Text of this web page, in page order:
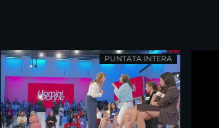
PUNTATA INTERA